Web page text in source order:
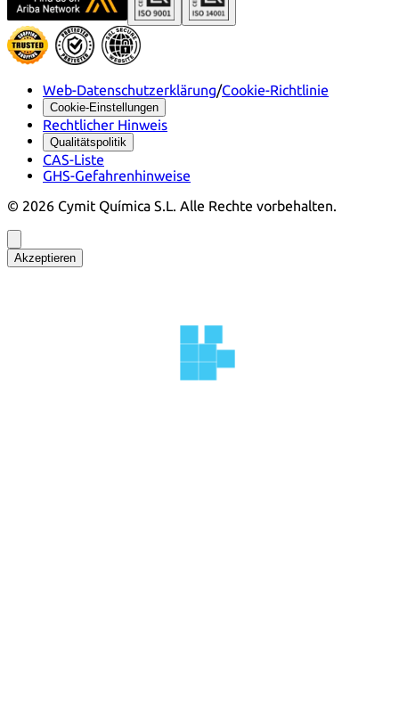
Web-Datenschutzerklärung/Cookie-Richtlinie
Cookie-Einstellungen
Rechtlicher Hinweis
Qualitätspolitik
CAS-Liste
GHS-Gefahrenhinweise
© 2026 Cymit Química S.L. Alle Rechte vorbehalten.
Akzeptieren